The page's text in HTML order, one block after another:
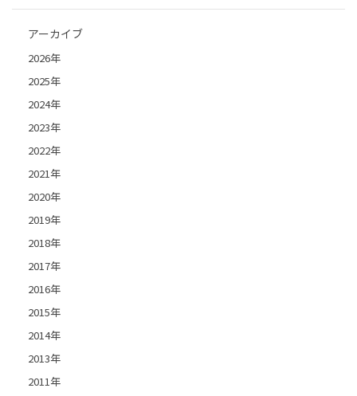
アーカイブ
2026年
2025年
2024年
2023年
2022年
2021年
2020年
2019年
2018年
2017年
2016年
2015年
2014年
2013年
2011年